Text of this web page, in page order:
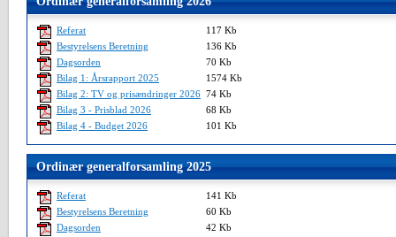
Referat
117 Kb
Bestyrelsens Beretning
136 Kb
Dagsorden
70 Kb
Bilag 1: Årsrapport 2025
1574 Kb
Bilag 2: TV og prisændringer 2026 74 Kb
Bilag 3 - Prisblad 2026
68 Kb
Bilag 4 - Budget 2026
101 Kb
Ordinær generalforsamling 2025
Referat
141 Kb
Bestyrelsens Beretning
60 Kb
Dagsorden
42 Kb